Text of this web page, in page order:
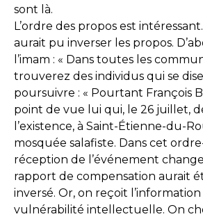
sont là.
L’ordre des propos est
aurait pu inverser les propos.
l’imam : « Dans toutes les
trouverez des individus qui se
poursuivre : « Pourtant François
point de vue lui qui, le 26 juillet,
l’existence, à Saint-Étienne-du-
mosquée salafiste. Dans cet
réception de l’événement
rapport de compensation aurait
inversé. Or, on reçoit
vulnérabilité intellectuelle. On